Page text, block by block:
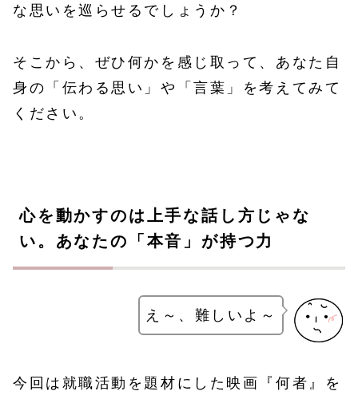
な思いを巡らせるでしょうか？
そこから、ぜひ何かを感じ取って、あなた自
身の「伝わる思い」や「言葉」を考えてみて
ください。
心を動かすのは上手な話し方じゃな
い。あなたの「本音」が持つ力
え～、難しいよ～
今回は就職活動を題材にした映画『何者』を